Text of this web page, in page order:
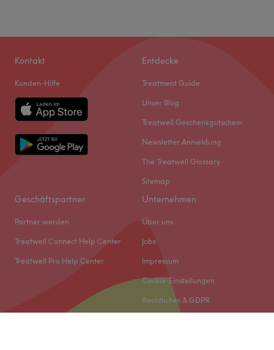
Kontakt
Kunden-Hilfe
Entdecke
Treatment Guide
Unser Blog
Treatwell Geschenkgutschein
Newsletter Anmeldung
The Treatwell Glossary
Sitemap
Geschäftspartner
Partner werden
Treatwell Connect Help Center
Treatwell Pro Help Center
Unternehmen
Über uns
Jobs
Impressum
Cookie-Einstellungen
Rechtliches & GDPR